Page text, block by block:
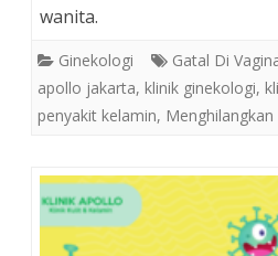
wanita.
Ginekologi Gatal Di
apollo jakarta, klinik ginekologi,
penyakit kelamin,